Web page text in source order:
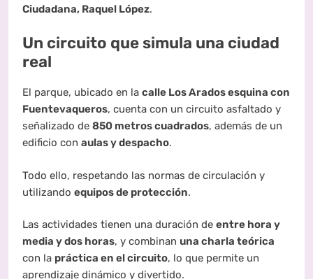
Ciudadana, Raquel López.
Un circuito que simula una ciudad
real
El parque, ubicado en la calle Los Arados esquina con
Fuentevaqueros, cuenta con un circuito asfaltado y
señalizado de 850 metros cuadrados, además de un
edificio con aulas y despacho.
Todo ello, respetando las normas de circulación y
utilizando equipos de protección.
Las actividades tienen una duración de entre hora y
media y dos horas, y combinan una charla teórica
con la práctica en el circuito, lo que permite un
aprendizaje dinámico y divertido.